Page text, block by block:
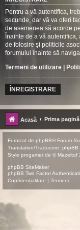
Pentru a vă autentifica,
secunde, dar vă va oferi
de asemenea să acorde
Înainte de a vă
de folosire şi politicile
forumului înainte să
Termeni de utilizare |
ÎNREGISTRARE
Acasă Prima pagină
Furnizat de phpBB® Forum
Translation/Traducere: phpBB
Style progamer de © Mazeltof
phpBB SiteMaker
phpBB Two Factor
Confidențialitate | Termeni